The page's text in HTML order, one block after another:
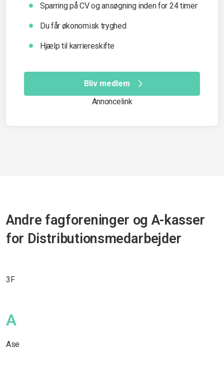
Sparring på CV og ansøgning inden for 24 timer
Du får økonomisk tryghed
Hjælp til karriereskifte
Bliv medlem
Annoncelink
Andre fagforeninger og A-kasser
for Distributionsmedarbejder
3F
A
Ase